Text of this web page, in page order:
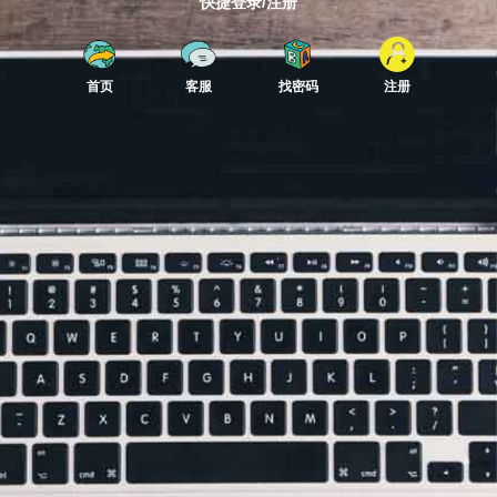
首页 客服 找密码 注册